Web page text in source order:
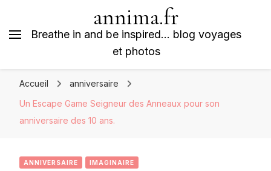
annima.fr
Breathe in and be inspired… blog voyages
et photos
Accueil
anniversaire
Un Escape Game Seigneur des Anneaux pour son
anniversaire des 10 ans.
ANNIVERSAIRE IMAGINAIRE